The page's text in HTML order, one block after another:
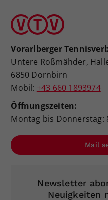
Vorarlberger
Untere Roßmähder,
6850 Dornbirn
Mobil: +43 660 1893974
Öffnungszeiten:
Montag bis Donnerstag:
Mail
Newsletter
Neuigkeiten